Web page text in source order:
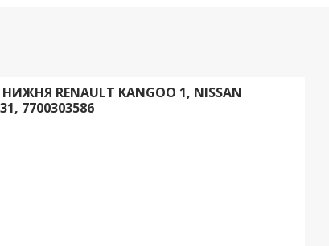
RENAULT KANGOO 1, NISSAN
7700303586